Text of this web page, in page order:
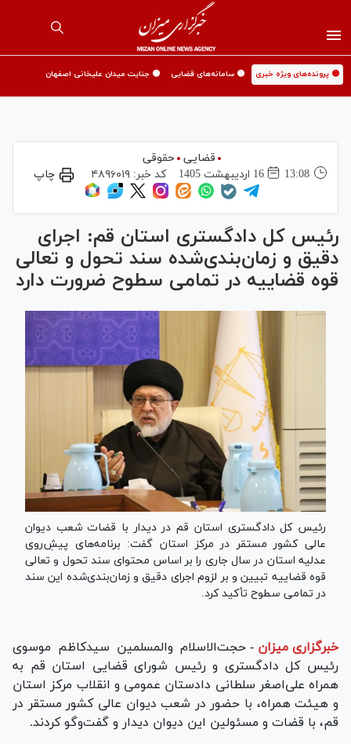
🟡 پرونده‌های ویژه خبری 🟡 سامانه‌های قضایی 🟡 جنایت میدان علیخانی اصفهان
قضایی حقوقی
13:08
16 ارديبهشت 1405 کد خبر: ۴۸۹۶۰۱۹ چاپ
رئیس کل دادگستری استان قم: اجرای
دقیق و زمان‌بندی‌شده سند تحول و تعالی
قوه قضاییه در تمامی سطوح ضرورت دارد
رئیس کل دادگستری استان قم در دیدار با قضات شعب دیوان
عالی کشور مستقر در مرکز استان گفت: برنامه‌های پیشِ‌روی
عدلیه استان در سال جاری را بر اساس محتوای سند تحول و تعالی
قوه قضاییه تبیین و بر لزوم اجرای دقیق و زمان‌بندی‌شده این سند
در تمامی سطوح تأکید کرد.
خبرگزاری میزان - حجت‌الاسلام والمسلمین سیدکاظم موسوی
رئیس کل دادگستری و رئیس شورای قضایی استان قم به
همراه علی‌اصغر سلطانی دادستان عمومی و انقلاب مرکز استان
و هیئت همراه، با حضور در شعب دیوان عالی کشور مستقر در
قم، با قضات و مسئولین این دیوان دیدار و گفت‌و‌گو کردند.